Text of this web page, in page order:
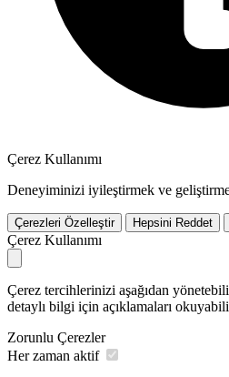
Çerez Kullanımı
Deneyiminizi iyileştirmek ve
Çerezleri Özelleştir Hepsini Reddet
Çerez Kullanımı
Çerez tercihlerinizi aşağıdan
detaylı bilgi için açıklamaları
Zorunlu Çerezler
Her zaman aktif